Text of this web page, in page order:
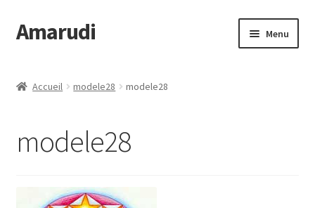
Aller
à
navigation
Aller
au
Amarudi Menu
Ateliers en ligne
Accueil modele28 modele28
modele28